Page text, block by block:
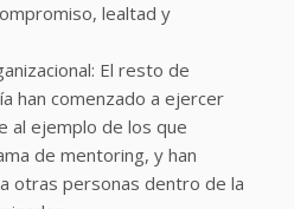
lealtad y
El resto de
han comenzado a ejercer
al ejemplo de los que
de mentoring, y han
otras personas dentro de la